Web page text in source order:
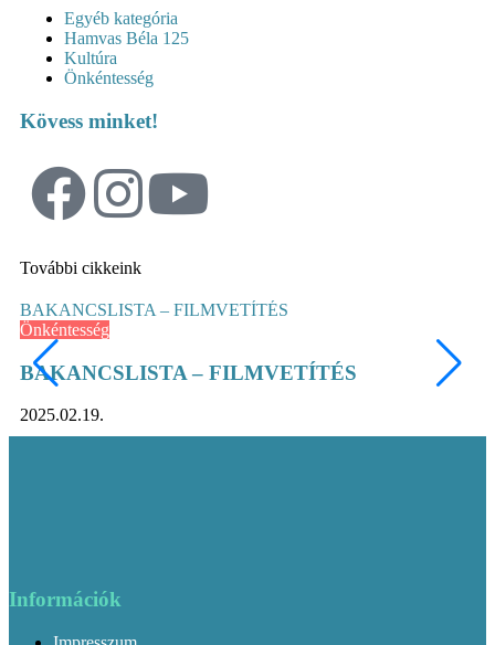
Egyéb kategória
Hamvas Béla 125
Kultúra
Önkéntesség
Kövess minket!
További cikkeink
BAKANCSLISTA – FILMVETÍTÉS
Önkéntesség
BAKANCSLISTA – FILMVETÍTÉS
2025.02.19.
Információk